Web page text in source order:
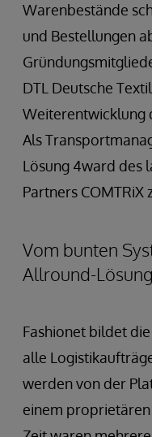
Warenbestände
und Bestellungen
DTL Deutsche
Weiterentwicklung
Als
Lösung 4ward des
Partners COMTRiX
Vom bunten
Allround-Lösung
Fashionet bildet
alle
werden von der
einem